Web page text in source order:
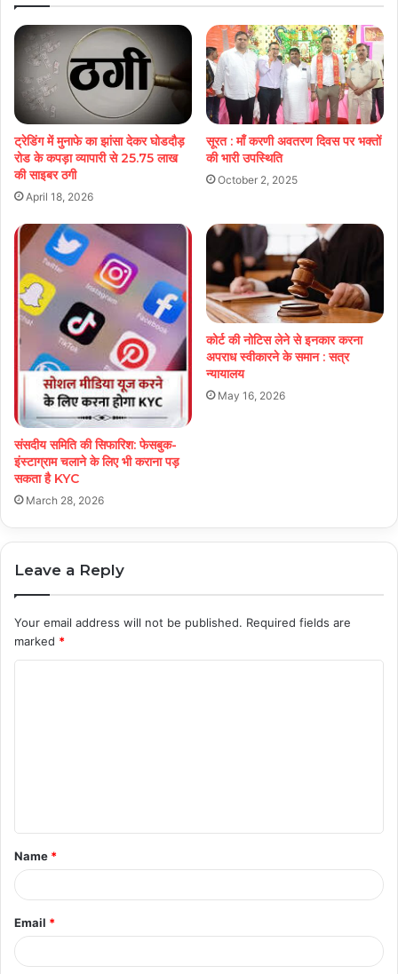
ट्रेडिंग में मुनाफे का झांसा देकर घोडदौड़
रोड के कपड़ा व्यापारी से 25.75 लाख
की साइबर ठगी
April 18, 2026
सूरत : माँ करणी अवतरण दिवस पर भक्तों
की भारी उपस्थिति
October 2, 2025
संसदीय समिति की सिफारिश: फेसबुक-
इंस्टाग्राम चलाने के लिए भी कराना पड़
सकता है KYC
March 28, 2026
कोर्ट की नोटिस लेने से इनकार करना
अपराध स्वीकारने के समान : सत्र
न्यायालय
May 16, 2026
Leave a Reply
Your email address will not be published. Required fields are
marked *
t
*
Name *
Email *